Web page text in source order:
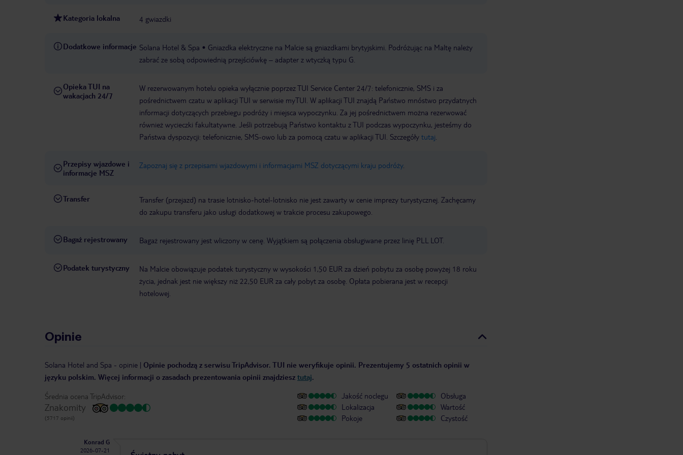
Kategoria lokalna 4 gwiazdki
Dodatkowe informacje Solana Hotel & Spa
Gniazdka elektryczne na Malcie są gniazdkami brytyjskimi. Podróżując na Maltę należy
zabrać ze sobą odpowiednią przejściówkę – adapter z wtyczką typu G.
Opieka TUI na
wakacjach 24/7
W rezerwowanym hotelu opieka wyłącznie poprzez TUI Service Center 24/7: telefonicznie, SMS i za
pośrednictwem czatu w aplikacji TUI w serwisie myTUI. W aplikacji TUI znajdą Państwo mnóstwo przydatnych
informacji dotyczących przebiegu podróży i miejsca wypoczynku. Za jej pośrednictwem można rezerwować
również wycieczki fakultatywne. Jeśli potrzebują Państwo kontaktu z TUI podczas wypoczynku, jesteśmy do
Państwa dyspozycji: telefonicznie, SMS-owo lub za pomocą czatu w aplikacji TUI. Szczegóły tutaj
Przepisy wjazdowe i
informacje MSZ
Zapoznaj się z przepisami wjazdowymi i informacjami MSZ dotyczącymi kraju podróży.
Transfer
Transfer (przejazd) na trasie lotnisko-hotel-lotnisko nie jest zawarty w cenie imprezy turystycznej. Zachęcamy
do zakupu transferu jako usługi dodatkowej w trakcie procesu zakupowego.
Bagaż rejestrowany Bagaż rejestrowany jest wliczony w cenę. Wyjątkiem są połączenia obsługiwane przez linię PLL LOT.
Podatek turystyczny
Na Malcie obowiązuje podatek turystyczny w wysokości 1,50 EUR za dzień pobytu za osobę powyżej 18 roku
życia, jednak jest nie większy niż 22,50 EUR za cały pobyt za osobę. Opłata pobierana jest w recepcji
hotelowej.
Opinie
Solana Hotel and Spa - opinie | Opinie pochodzą z serwisu TripAdvisor. TUI nie weryfikuje opinii. Prezentujemy 5 ostatnich opinii w
języku polskim. Więcej informacji o zasadach prezentowania opinii znajdziesz tutaj.
Średnia ocena TripAdvisor:
Znakomity
(5717 opinii)
Jakość noclegu
Lokalizacja
Pokoje
Obsługa
Wartość
Czystość
Konrad G
2026-07-21